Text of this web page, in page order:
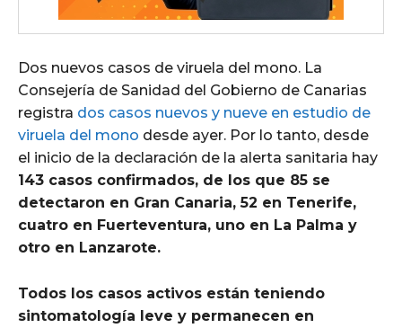
Dos nuevos casos de viruela del mono. La
Consejería de Sanidad del Gobierno de Canarias
registra dos casos nuevos y nueve en estudio de
viruela del mono desde ayer. Por lo tanto, desde
el inicio de la declaración de la alerta sanitaria hay
143 casos confirmados, de los que 85 se
detectaron en Gran Canaria, 52 en Tenerife,
cuatro en Fuerteventura, uno en La Palma y
otro en Lanzarote.
Todos los casos activos están teniendo
sintomatología leve y permanecen en